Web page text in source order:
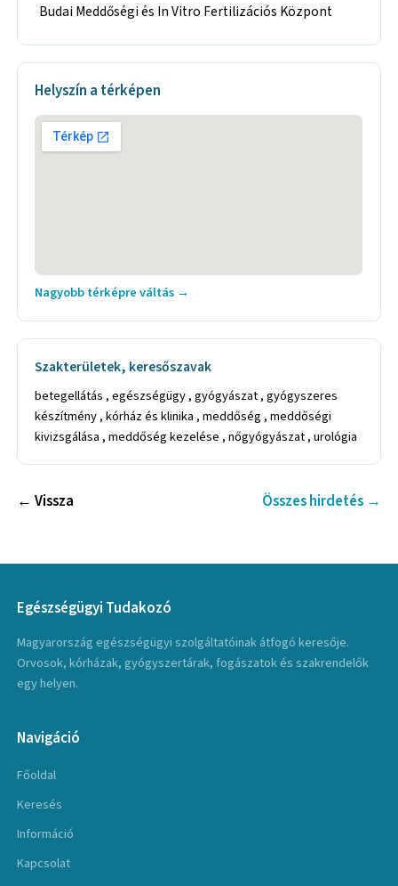
Budai Meddőségi és In Vitro Fertilizációs Központ
Helyszín a térképen
Nagyobb térképre váltás →
Szakterületek, keresőszavak
betegellátás , egészségügy , gyógyászat , gyógyszeres
készítmény , kórház és klinika , meddőség , meddőségi
kivizsgálása , meddőség kezelése , nőgyógyászat , urológia
← Vissza Összes hirdetés →
Egészségügyi Tudakozó
Magyarország egészségügyi szolgáltatóinak átfogó keresője.
Orvosok, kórházak, gyógyszertárak, fogászatok és szakrendelők
egy helyen.
Navigáció
Főoldal
Keresés
Információ
Kapcsolat